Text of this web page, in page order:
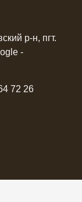
р-н, пгт.
-
72 26